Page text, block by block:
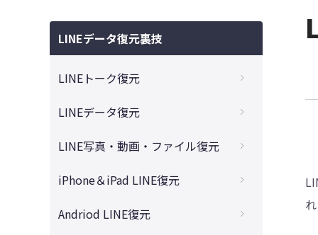
UltData - LINEデータ
UltData - WhatsApp
4DDiG - Windowsデー
4DDiG - Macデータ復元
4DDiG - 動画修復
LINEデータ復元裏技
LINEトーク復元
バックアップがないLINEトークの復元
初期化されたLINEの復元
テキスト形式からLINEの復元
LINEデータ復元
トークなしで削除したLINE友達の復元
取り消したLINEメッセージの復元
LINE写真・動画・ファイル復元
保存期間を過ぎたLINE写真の復元
iPhone＆iPad LINE復元
iPhoneでLINEた動画を無料で復元
Andriod LINE復元